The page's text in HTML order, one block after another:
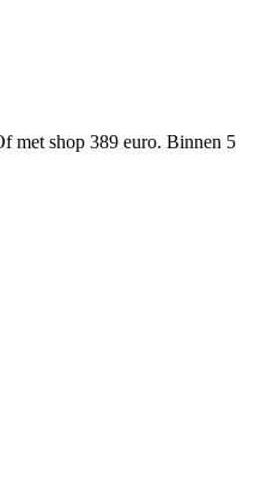
met shop 389 euro. Binnen 5